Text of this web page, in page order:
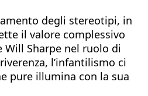
degli stereotipi, in
il valore complessivo
Sharpe nel ruolo di
l’infantilismo ci
pure illumina con la sua